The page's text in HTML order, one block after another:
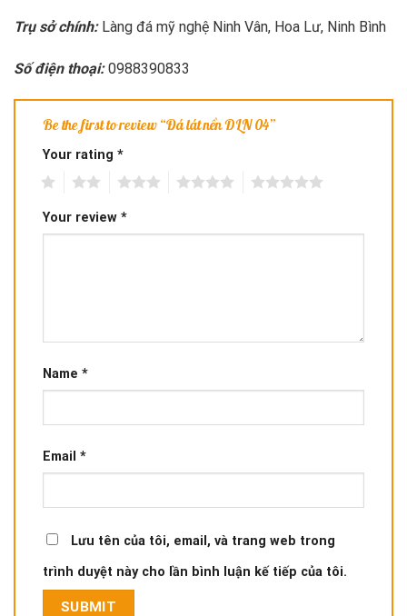
Trụ sở chính:Làng đá mỹ nghệ Ninh Vân, Hoa Lư, Ninh Bình
Số điện thoại: 0988390833
Be the first to review “Đá lát nền DLN 04”
Your rating *
Your review *
Name *
Email *
Lưu tên của tôi, email, và trang web trong
trình duyệt này cho lần bình luận kế tiếp của tôi.